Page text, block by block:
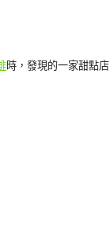
時，發現的一家甜點